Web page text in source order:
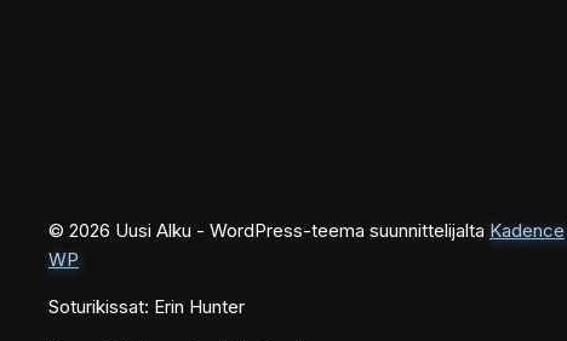
© 2026 Uusi Alku - WordPress-teema suunnittelijalta Kadence
WP
Soturikissat: Erin Hunter